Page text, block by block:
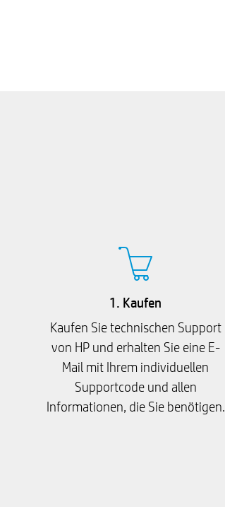
1. Kaufen
Kaufen Sie technischen Support
von HP und erhalten Sie eine E-
Mail mit Ihrem individuellen
Supportcode und allen
Informationen, die Sie benötigen.